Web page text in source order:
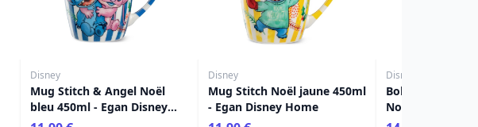
Disney
Mug Stitch & Angel Noël
bleu 450ml - Egan Disney
Home
Disney
Mug Stitch Noël jaune 450ml
- Egan Disney Home
Disney
Bol petit
Noël vert 520 ml
Disney Home